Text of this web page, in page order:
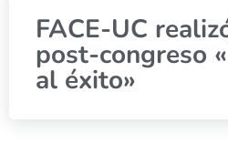
FACE-UC
post-congreso
al éxito»